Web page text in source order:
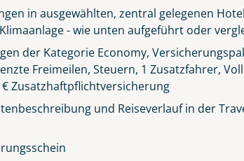
in ausgewählten, zentral gelegenen
- wie unten aufgeführt oder
der Kategorie Economy,
Freimeilen, Steuern, 1 Zusatzfahrer,
€ Zusatzhaftpflichtversicherung
und Reiseverlauf in der